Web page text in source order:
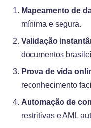
Mapeamento de
mínima e segura.
Validação
documentos
Prova de vida
reconhecimento
Automação de
restritivas e AML